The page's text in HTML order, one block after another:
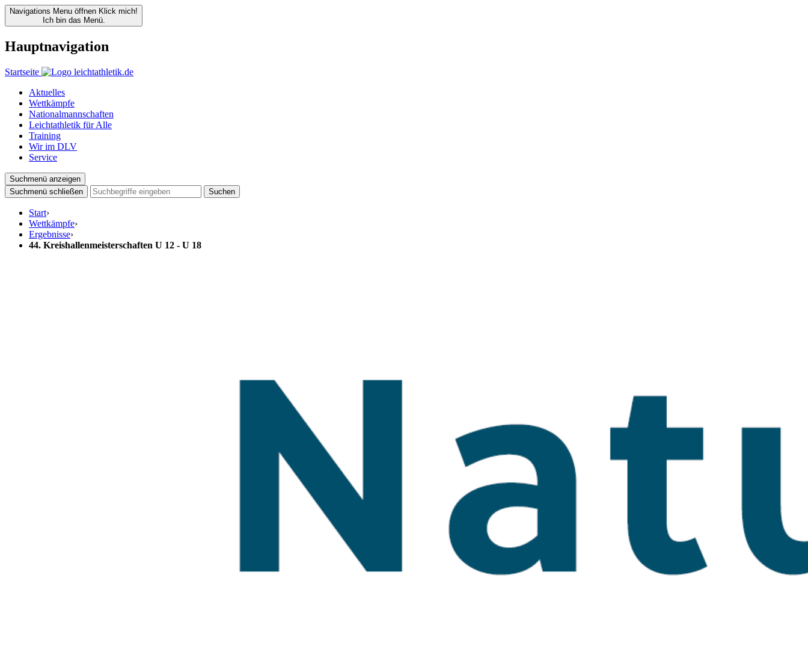
Navigations Menu öffnen Klick mich!
Ich bin das Menü.
Hauptnavigation
Startseite
Aktuelles
Wettkämpfe
Nationalmannschaften
Leichtathletik für Alle
Training
Wir im DLV
Service
Suchmenü anzeigen
Suchmenü schließen
Suchen
Start›
Wettkämpfe›
Ergebnisse›
44. Kreishallenmeisterschaften U 12 - U 18